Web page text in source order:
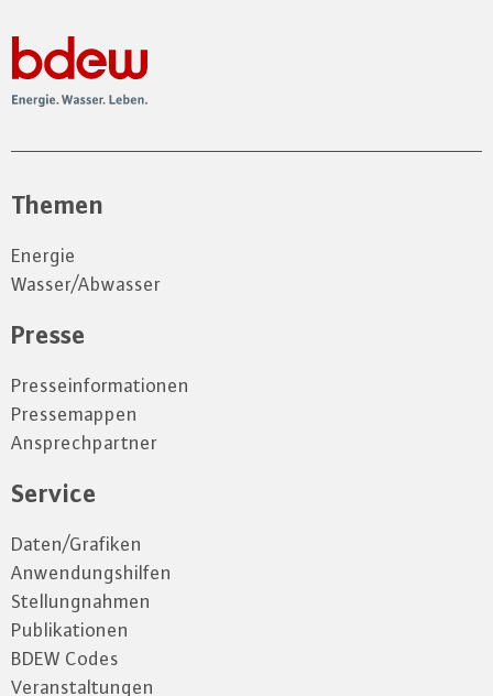
Themen
Energie
Wasser/Abwasser
Presse
Presseinformationen
Pressemappen
Ansprechpartner
Service
Daten/Grafiken
Anwendungshilfen
Stellungnahmen
Publikationen
BDEW Codes
Veranstaltungen